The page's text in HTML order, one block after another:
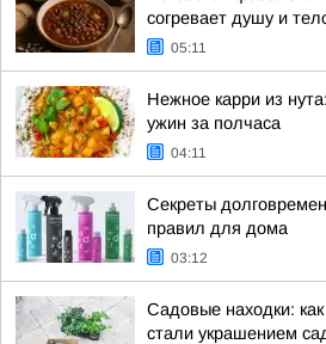
согревает душу и
05:11
Нежное карри из
ужин за полчаса
04:11
Секреты
правил для дома
03:12
Садовые находки:
стали украшением